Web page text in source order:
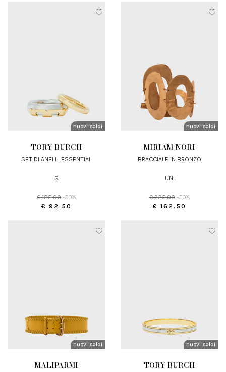
nuovi arrivi
saldi
TORY BURCH
SET DI ANELLI ESSENTIAL
S
€ 185.00 -50%
€ 92.50
nuovi arrivi
saldi
MIRIAM NORI
BRACCIALE IN BRONZO
UNI
€ 325.00 -50%
€ 162.50
nuovi arrivi
saldi
MALIPARMI
nuovi arrivi
saldi
TORY BURCH